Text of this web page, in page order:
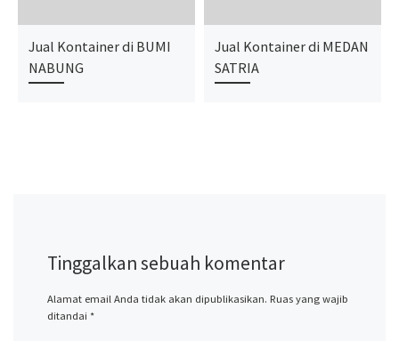
Jual Kontainer di BUMI
NABUNG
Jual Kontainer di MEDAN
SATRIA
Tinggalkan sebuah komentar
Alamat email Anda tidak akan dipublikasikan. Ruas yang wajib
ditandai *